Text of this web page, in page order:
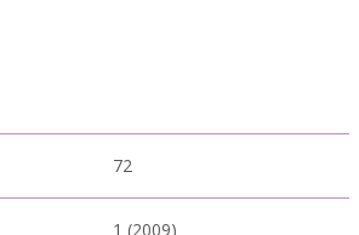
72
1 (2009)